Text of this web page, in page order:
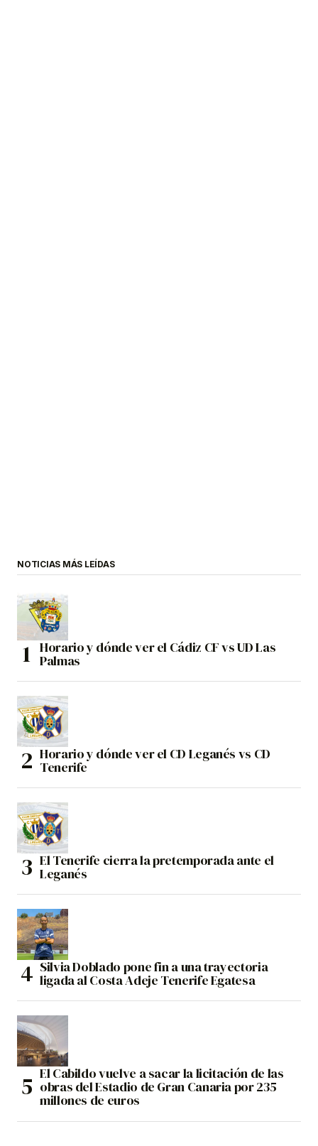
NOTICIAS MÁS LEÍDAS
Horario y dónde ver el Cádiz CF vs UD Las
Palmas
Horario y dónde ver el CD Leganés vs CD
Tenerife
El Tenerife cierra la pretemporada ante el
Leganés
Silvia Doblado pone fin a una trayectoria
ligada al Costa Adeje Tenerife Egatesa
El Cabildo vuelve a sacar la licitación de las
obras del Estadio de Gran Canaria por 235
millones de euros